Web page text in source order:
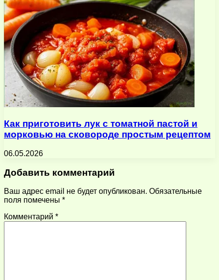
Как приготовить лук с томатной пастой и
морковью на сковороде простым рецептом
06.05.2026
Добавить комментарий
Ваш адрес email не будет опубликован. Обязательные
поля помечены *
Комментарий *